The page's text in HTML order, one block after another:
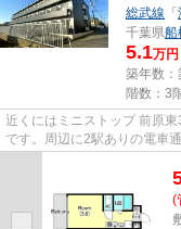
総武線 「
千葉県船
5.1万円
築年数：
階数：3
近くにはミニストップ 前原
です。周辺に2駅ありの電車
は自走式駐車場がご利用いた
(